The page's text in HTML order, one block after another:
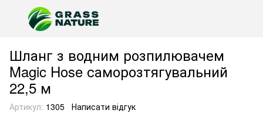
Шланг з водним розпилювачем
Magic Hose саморозтягувальний
22,5 м
Артикул: 1305 Написати відгук